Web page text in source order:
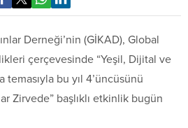
Derneği’nin (GİKAD), Global
çerçevesinde “Yeşil, Dijital ve
temasıyla bu yıl 4’üncüsünü
Zirvede” başlıklı etkinlik bugün